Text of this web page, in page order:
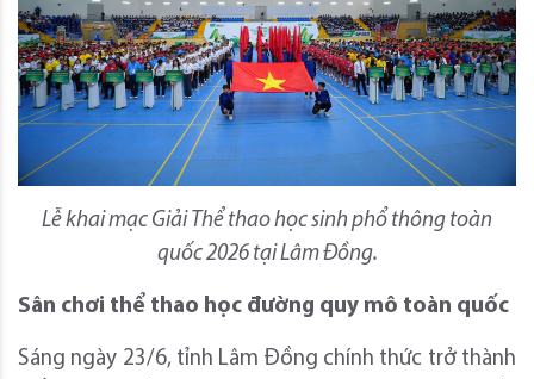
Lễ khai mạc Giải Thể thao học sinh phổ thông toàn
quốc 2026 tại Lâm Đồng.
Sân chơi thể thao học đường quy mô toàn quốc
Sáng ngày 23/6, tỉnh Lâm Đồng chính thức trở thành